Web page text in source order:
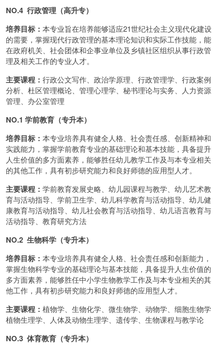
NO.4 行政管理（高升专）
培养目标： 本专业旨在培养能够适应21世纪社会主义现代化建设
的需要，掌握现代行政管理的基本理论知识和实际工作技能，能
在政府机关、社会团体和企事业单位及乡镇社区组织从事行政管
理及相关工作的专业人才。
主要课程： 行政公文写作、政治学原理、行政管理学、行政案例
分析、杜区管理概论、管理心理学、秘书理论与实务、人力资源
管理、办公室管理
NO.1 学前教育（专升本）
培养目标： 本专业培养具有健全人格、社会责任感、创新精神和
实践能力，掌握学前教育专业的基础理论和基本技能，具备提升
人生价值的多方面素养，能够胜任幼儿教学工作及与本专业相关
的其他工作，具有初步研究能力和良好师德的应用型人才。
主要课程： 学前教育发展史略、幼儿园课程与教学、幼儿艺术教
育与活动指导、学前卫生学、幼儿科学教育与活动指导、幼儿健
康教育与活动指导、幼儿社会教育与活动指导、幼儿语言教育与
活动指导、教育研究方法
NO.2 生物科学（专升本）
培养目标： 本专业培养具有健全人格、社会责任感和创新能力，
掌握生物科学专业的基础理论与基本技能，具备提升人生价值的
多方面素养，能够胜任中小学生物教学工作及与本专业相关的其
他工作，具有初步研究能力和良好师德的应用型人才。
主要课程： 植物学、生物化学、微生物学、动物学、细胞生物学
植物生理学、人体及动物生理学、遗传学、生物课程与教学论
NO.3 体育教育（专升本）